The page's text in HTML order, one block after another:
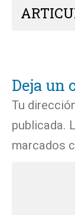
Deja un
Tu
publicada.
marcados